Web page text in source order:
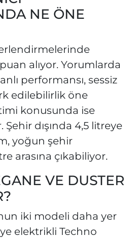
NE ÖNE
alıyor. Yorumlarda
performansı, sessiz
edilebilirlik öne
konusunda ise
dışında 4,5 litreye
yoğun şehir
arasına çıkabiliyor.
VE DUSTER
iki modeli daha yer
elektrikli Techno